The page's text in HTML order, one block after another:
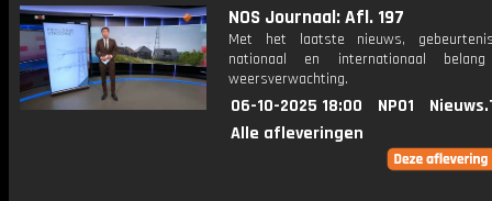
NOS Journaal: Afl. 197
Met het laatste nieuws,
nationaal en internationaal
weersverwachting.
06-10-2025 18:00 NPO1
Alle afleveringen